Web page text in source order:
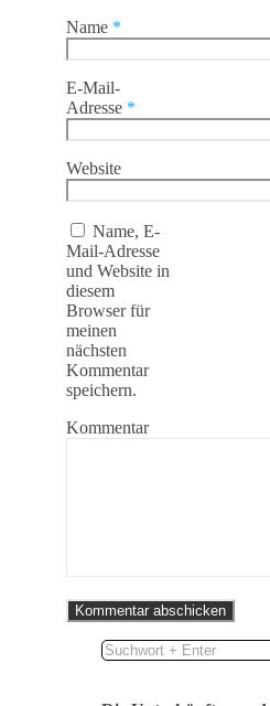
Name *
E-Mail-
Adresse *
Website
Name, E-
Mail-Adresse
und Website in
diesem
Browser für
meinen
nächsten
Kommentar
speichern.
Kommentar